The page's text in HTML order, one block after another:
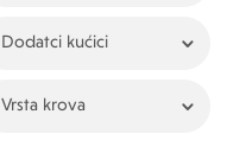
Dodatci kućici
Vrsta krova